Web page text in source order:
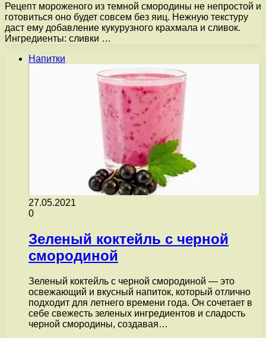
Рецепт мороженого из темной смородины не непростой и
готовиться оно будет совсем без яиц. Нежную текстуру
даст ему добавление кукурузного крахмала и сливок.
Ингредиенты: сливки …
Напитки
27.05.2021
0
Зеленый коктейль с черной
смородиной
Зеленый коктейль с черной смородиной — это
освежающий и вкусный напиток, который отлично
подходит для летнего времени года. Он сочетает в
себе свежесть зеленых ингредиентов и сладость
черной смородины, создавая…